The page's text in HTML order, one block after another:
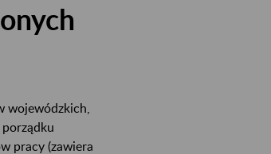
wojewódzkich,
pracy (zawiera